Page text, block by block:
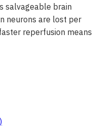
salvageable brain
neurons are lost per
reperfusion means